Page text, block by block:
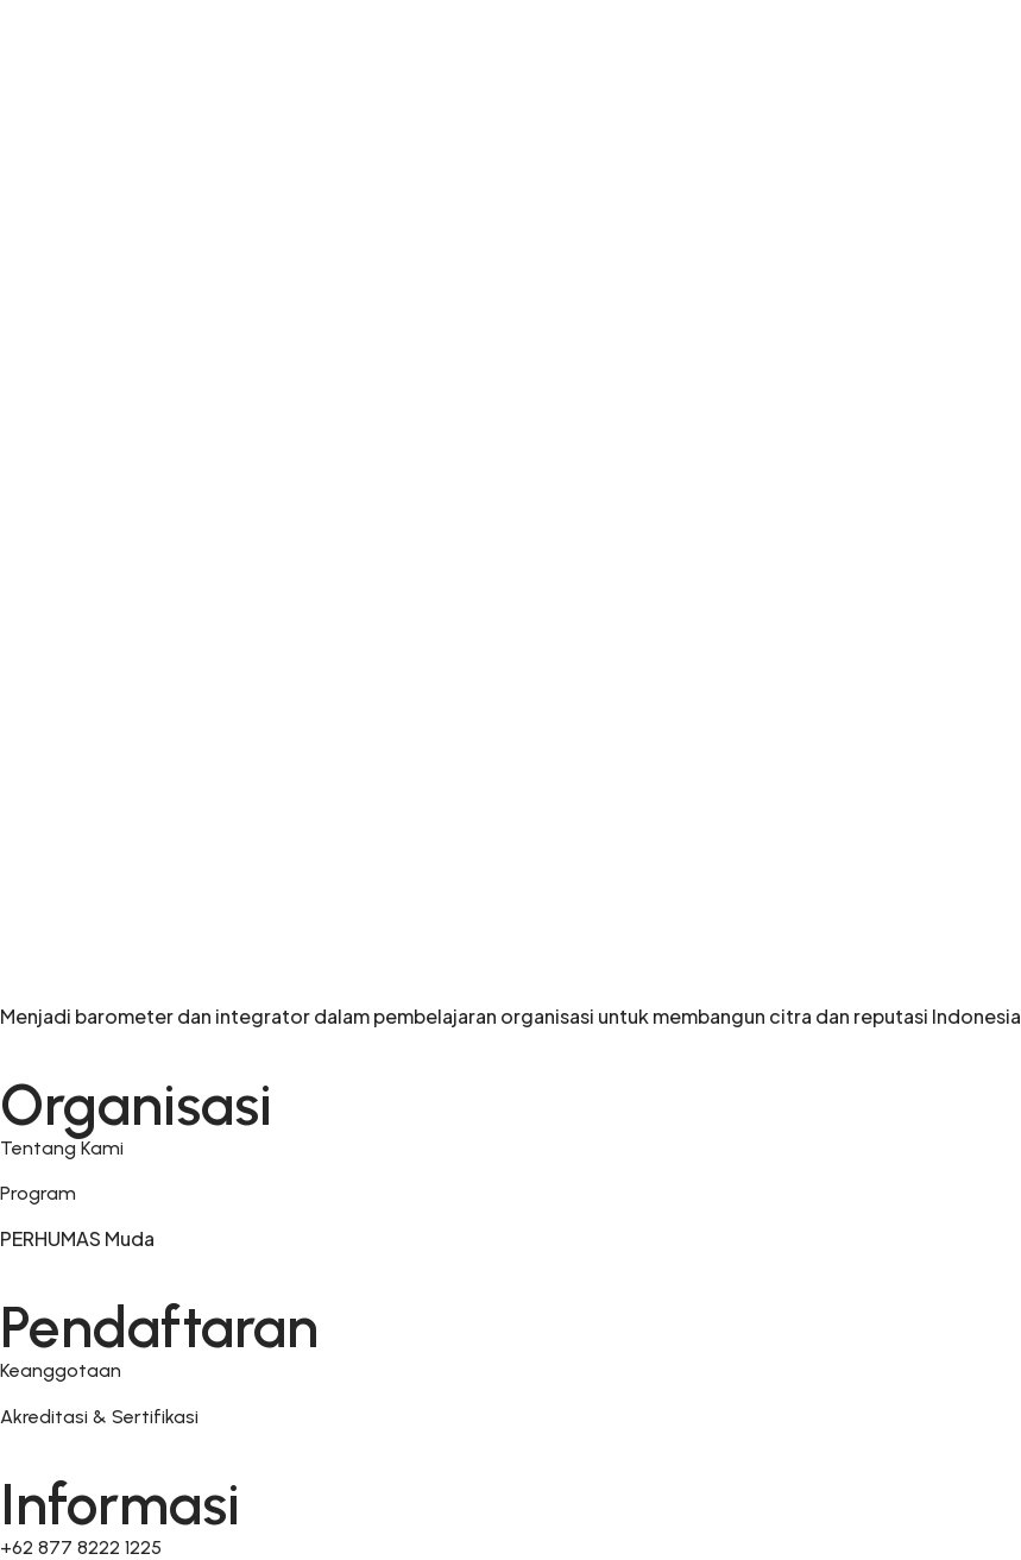
Menjadi barometer dan integrator dalam pembelajaran organisasi untuk membangun citra dan reputasi Indonesia
Organisasi
Tentang Kami
Program
PERHUMAS Muda
Pendaftaran
Keanggotaan
Akreditasi & Sertifikasi
Informasi
+62 877 8222 1225